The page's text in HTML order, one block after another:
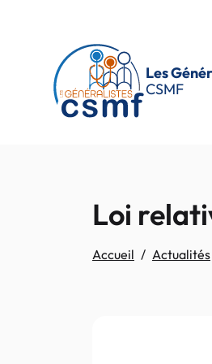
Les
CSMF
Loi
Accueil Actualités